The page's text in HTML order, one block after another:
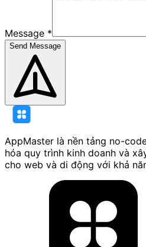
Message *
Send Message
AppMaster là nền tảng no-
hóa quy trình kinh doanh và
cho web và di động với khả